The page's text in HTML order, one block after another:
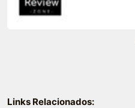
Links Relacionados: